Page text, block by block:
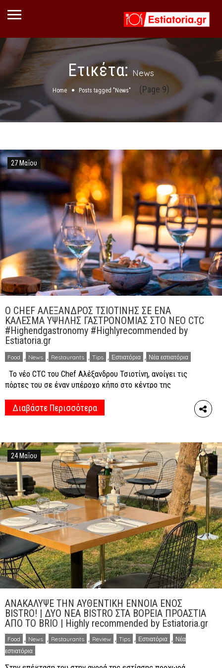
Ετικέτα:News
Home Posts tagged "News" (Page 9)
27 Μαΐου
O CHEF ΑΛΕΞΑΝΔΡΟΣ ΤΣΙΟΤΙΝΗΣ ΣΕ ΕΝΑ
ΚΑΛΕΣΜΑ ΥΨΗΛΗΣ ΓΑΣΤΡΟΝΟΜΙΑΣ ΣΤΟ ΝΕΟ CTC
#Highendgastronomy #Highlyrecommended by
Estiatoria.gr
Food News Restaurants Tips Εστιατόρια Νέα εστιατόρια
Το νέο CTC του Chef Αλέξανδρου Τσιοτίνη, ανοίγει τις
πόρτες του σε έναν υπέροχο κήπο στο κέντρο της
σημαντική χρονιά για την Αθηναϊκή γαστρονομία καθώς
υποδέχθηκε το CTC, το «πρώτο παιδί» του νέου
Διαβάστε Περισσότερα
24 Μαΐου
ΑΝΑΚΑΛΥΨΕ ΤΗΝ ΑΥΘΕΝΤΙΚΗ ΕΝΝΟΙΑ ΕΝΟΣ
BISTRO! | ΔΥΟ ΝΕΑ BISTRO ΣΤΑ ΒΟΡΕΙΑ ΠΡΟΑΣΤΙΑ
ΑΠΟ ΤΟ BRIO | Highly recommended by Estiatoria.gr
Food News Restaurants Review Tips Εστιατόρια
Νέα
εστιατόρια